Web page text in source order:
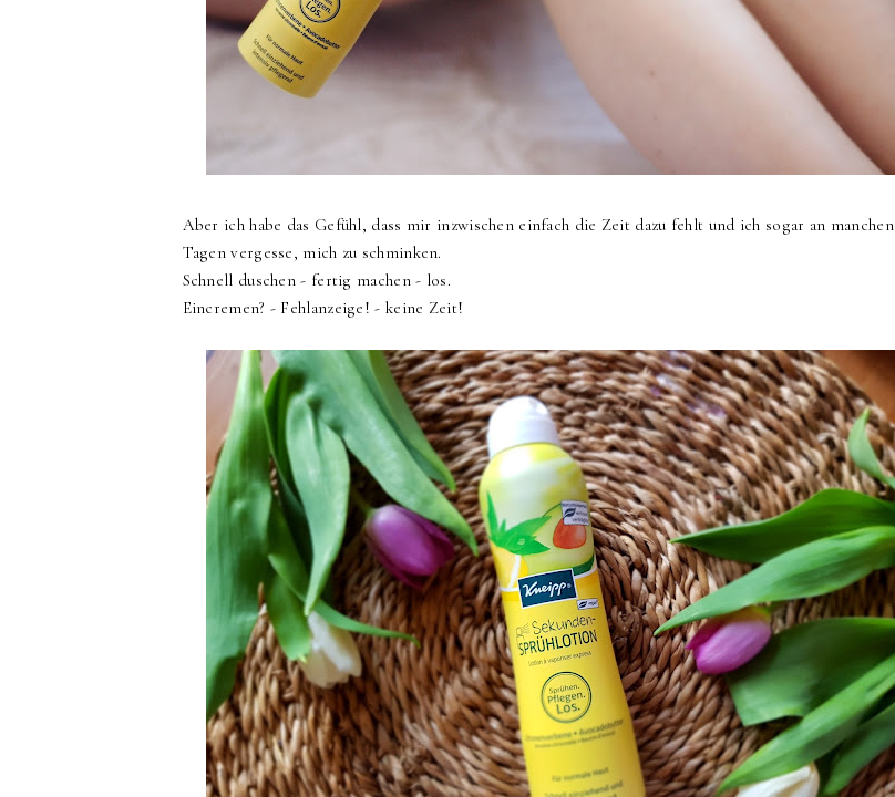
Aber ich habe das Gefühl, dass mir inzwischen einfach die Zeit dazu fehlt und ich sogar an manchen
Tagen vergesse, mich zu schminken.
Schnell duschen - fertig machen - los.
Eincremen? - Fehlanzeige! - keine Zeit!